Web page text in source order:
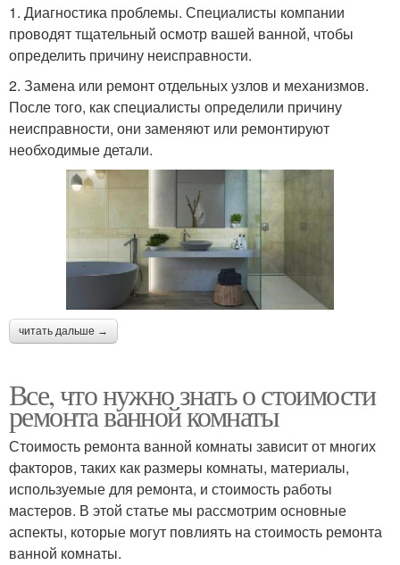
1. Диагностика проблемы. Специалисты компании
проводят тщательный осмотр вашей ванной, чтобы
определить причину неисправности.
2. Замена или ремонт отдельных узлов и механизмов.
После того, как специалисты определили причину
неисправности, они заменяют или ремонтируют
необходимые детали.
читать дальше →
Все, что нужно знать о стоимости
ремонта ванной комнаты
Стоимость ремонта ванной комнаты зависит от многих
факторов, таких как размеры комнаты, материалы,
используемые для ремонта, и стоимость работы
мастеров. В этой статье мы рассмотрим основные
аспекты, которые могут повлиять на стоимость ремонта
ванной комнаты.